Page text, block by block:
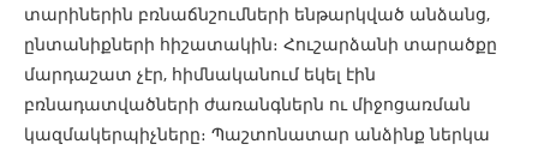
տարիներին բռնաճնշումների ենթարկված անձանց,
ընտանիքների հիշատակին։ Հուշարձանի տարածքը
մարդաշատ չէր, հիմնականում եկել էին
բռնադատվածների ժառանգներն ու միջոցառման
կազմակերպիչները։ Պաշտոնատար անձինք ներկա